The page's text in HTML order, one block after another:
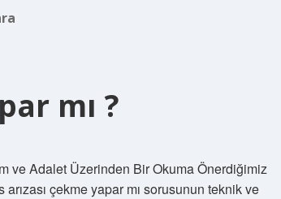
mı ?
ve Adalet Üzerinden Bir Okuma Önerdiğimiz
çekme yapar mı sorusunun teknik ve